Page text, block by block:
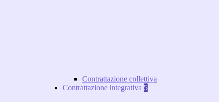
Contrattazione collettiva
Contrattazione integrativa 5